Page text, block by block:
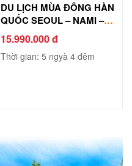
DU LỊCH MÙA ĐÔNG HÀN
QUỐC SEOUL – NAMI –
LOTTE WORLD
15.990.000 đ
Thời gian: 5 ngyà 4 đêm